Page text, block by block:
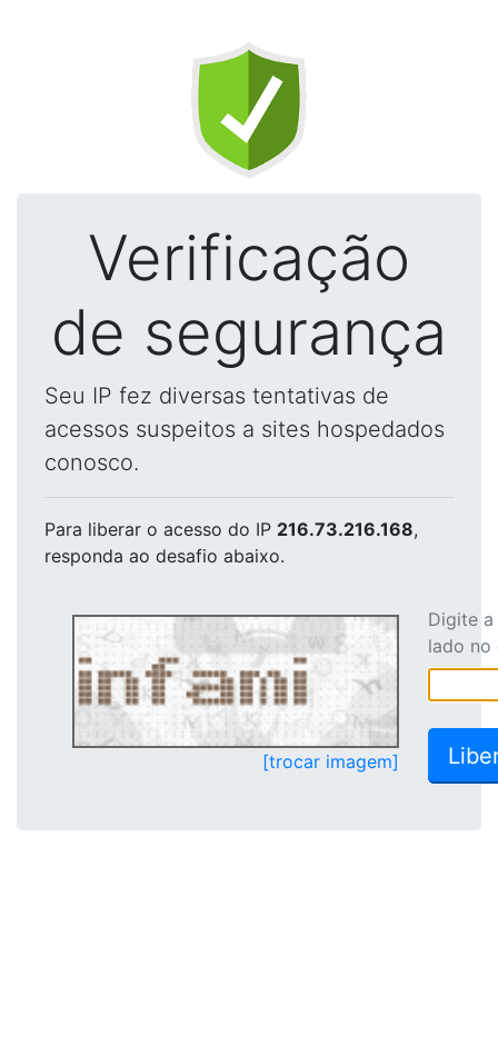
Verificação
de segurança
Seu IP fez diversas tentativas de
acessos suspeitos a sites hospedados
conosco.
Para liberar o acesso do IP 216.73.216.168,
responda ao desafio abaixo.
[trocar imagem]
Digite
lado no